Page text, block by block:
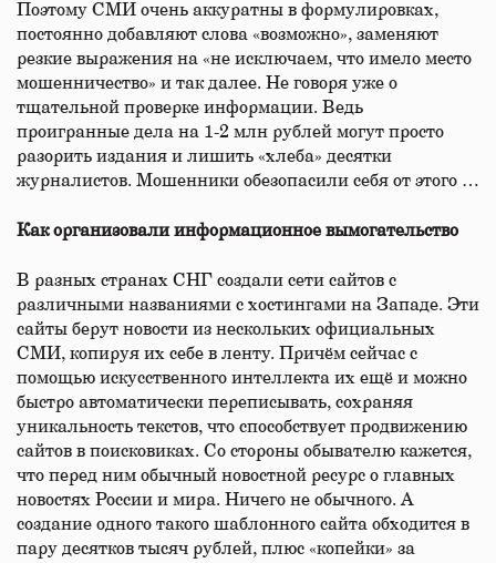
Поэтому СМИ очень аккуратны в формулировках,
постоянно добавляют слова «возможно», заменяют
резкие выражения на «не исключаем, что имело место
мошенничество» и так далее. Не говоря уже о
тщательной проверке информации. Ведь
проигранные дела на 1-2 млн рублей могут просто
разорить издания и лишить «хлеба» десятки
журналистов. Мошенники обезопасили себя от этого …
Как организовали информационное вымогательство
В разных странах СНГ создали сети сайтов с
различными названиями с хостингами на Западе. Эти
сайты берут новости из нескольких официальных
СМИ, копируя их себе в ленту. Причём сейчас с
помощью искусственного интеллекта их ещё и можно
быстро автоматически переписывать, сохраняя
уникальность текстов, что способствует продвижению
сайтов в поисковиках. Со стороны обывателю кажется,
что перед ним обычный новостной ресурс о главных
новостях России и мира. Ничего не обычного. А
создание одного такого шаблонного сайта обходится в
пару десятков тысяч рублей, плюс «копейки» за